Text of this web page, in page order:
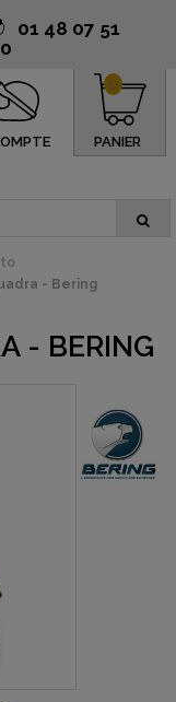
01 48 07 51
PANIER
0
- Bering
- BERING